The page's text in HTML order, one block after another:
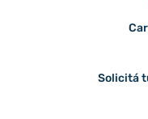
Solicitá